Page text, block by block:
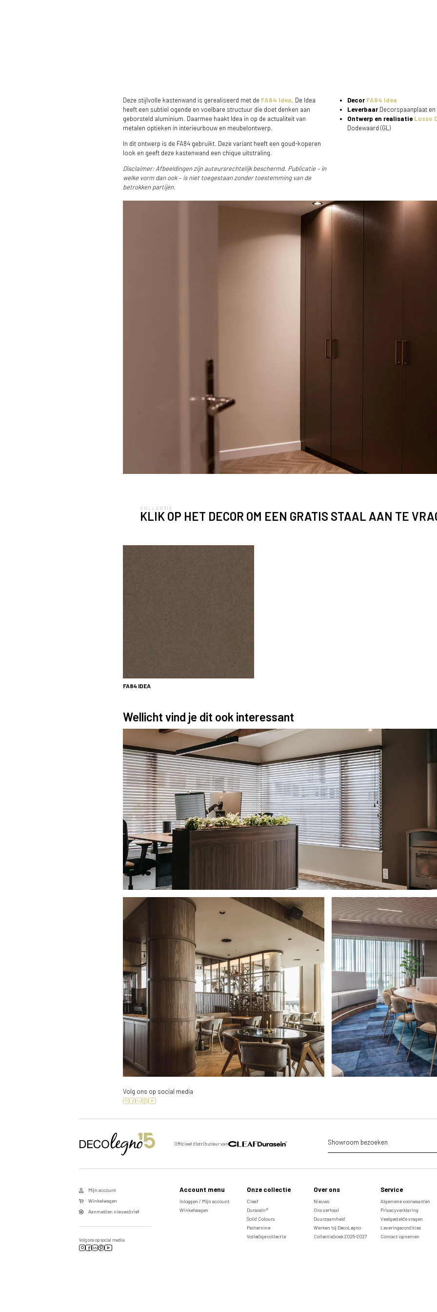
Deze stijlvolle kastenwand is gerealiseerd met de FA84 Idea . De Idea
heeft een subtiel ogende en voelbare structuur die doet denken aan
geborsteld aluminium. Daarmee haakt Idea in op de actualiteit van
metalen optieken in interieurbouw en meubelontwerp.
In dit ontwerp is de FA84 gebruikt. Deze variant heeft een goud-koperen
look en geeft deze kastenwand een chique uitstraling.
Disclaimer: Afbeeldingen zijn auteursrechtelijk beschermd. Publicatie – in
welke vorm dan ook – is niet toegestaan zonder toestemming van de
betrokken partijen.
DecorFA84 Idea
LeverbaarDecorspaanplaat
Ontwerp en realisatie Lusso
Dodewaard (GL)
Maatwerk Kastenwand uitgevoerd in FA84 Idea
COLLECTIE
KLIK OP HET DECOR OM EEN GRATIS STAAL AAN TE
FA84 IDEA
Wellicht vind je dit ook interessant
Volg ons op social media
Officieel distributeur van Showroom bezoeken
Mijn account
Winkelwagen
Aanmelden nieuwsbrief
Volg ons op social media
Account menu
Inloggen / Mijn account
Winkelwagen
Onze collectie
Cleaf
Durasein®
Solid Colours
Patternine
Volledige collectie
Over ons
Nieuws
Ons verhaal
Duurzaamheid
Werken bij DecoLegno
Collectieboek 2026-2027
Service
Algemene voorwaarden
Privacyverklaring
Veelgestelde vragen
Leveringscondities
Contact opnemen